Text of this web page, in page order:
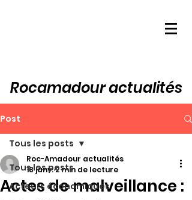
Rocamadour actualités
Post
Tous les posts
Acteurs économiques
Tous les posts
Actes de malveillance :
Roc-Amadour actualités
18 janv.2 min de lecture